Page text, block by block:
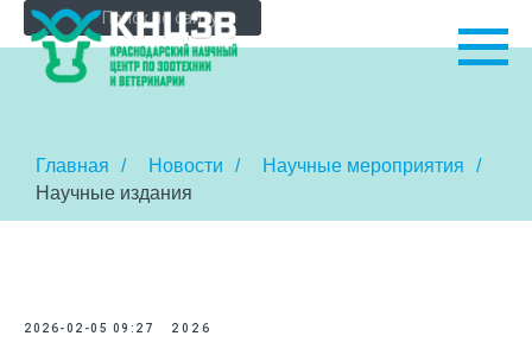
Главная / Новости / Научные мероприятия
/
Научные издания
2026-02-05 09:27 2026